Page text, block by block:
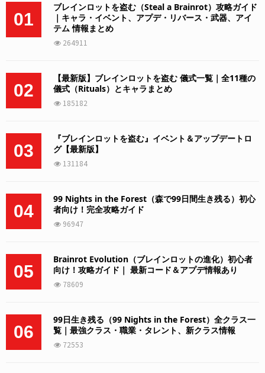
01
ブレインロットを盗む（Steal a Brainrot）攻略ガイド
｜キャラ・イベント、アプデ・リバース・武器、アイ
テム 情報まとめ
264911
02
【最新版】ブレインロットを盗む 儀式一覧｜全11種の
儀式（Rituals）とキャラまとめ
185182
03
『ブレインロットを盗む』イベント＆アップデートロ
グ【最新版】
131184
04
99 Nights in the Forest（森で99日間生き残る）初心
者向け！完全攻略ガイド
96947
05
Brainrot Evolution（ブレインロットの進化）初心者
向け！攻略ガイド｜ 最新コード＆アプデ情報あり
78609
06
99日生き残る（99 Nights in the Forest）全クラス一
覧｜最強クラス・職業・タレント、新クラス情報
72553